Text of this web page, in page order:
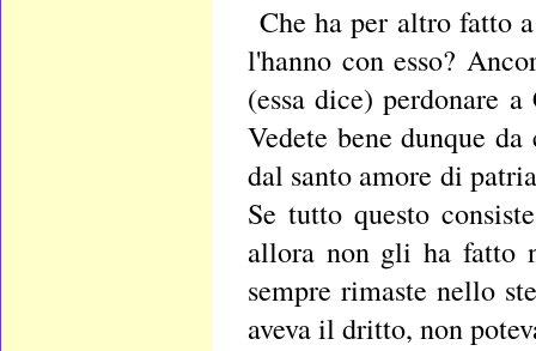
Che ha per altro fatto
l'hanno con esso?
(essa dice) perdonare
Vedete bene dunque
dal santo amore di
Se tutto questo
allora non gli ha fatto
sempre rimaste nello
aveva il dritto, non